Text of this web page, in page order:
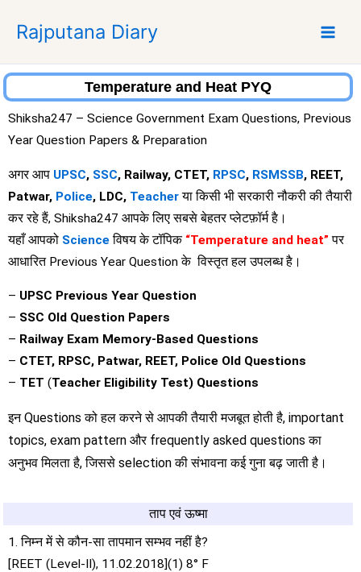
p
Rajputana Diary
Temperature and Heat PYQ
Shiksha247 – Science Government Exam Questions, Previous
Year Question Papers & Preparation
अगर आप UPSC, SSC, Railway, CTET, RPSC, RSMSSB, REET,
Patwar, Police, LDC, Teacher या किसी भी सरकारी नौकरी की तैयारी
कर रहे हैं, Shiksha247 आपके लिए सबसे बेहतर प्लेटफ़ॉर्म है।
यहाँ आपको Scienceविषय के टॉपिक “Temperature and heat” पर
आधारित Previous Year Question के विस्तृत हल उपलब्ध है।
– UPSC Previous Year Question
– SSC Old Question Papers
– Railway Exam Memory-Based Questions
– CTET, RPSC, Patwar, REET, Police Old Questions
– TET (Teacher Eligibility Test) Questions
इन Questions को हल करने से आपकी तैयारी मजबूत होती है, important
topics, exam pattern और frequently asked questions का
अनुभव मिलता है, जिससे selection की संभावना कई गुना बढ़ जाती है।
ताप एवं ऊष्मा
1. निम्न में से कौन-सा तापमान सम्भव नहीं है?
[REET (Level-II), 11.02.2018](1) 8° F